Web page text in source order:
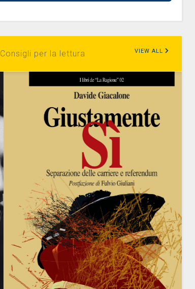
Consigli per la lettura VIEW ALL